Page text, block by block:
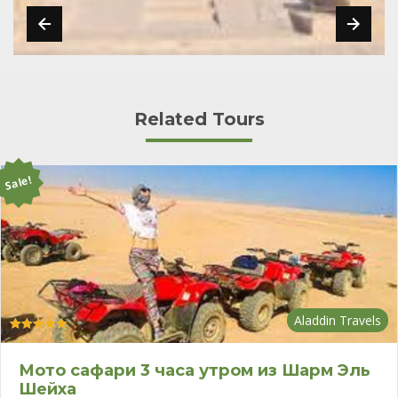
Related Tours
Sale!
Aladdin Travels
Оценка
Мото сафари 3 часа утром из Шарм Эль
Шейха